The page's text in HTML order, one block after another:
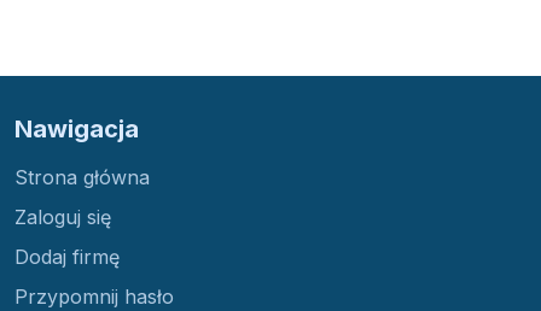
Nawigacja
Strona główna
Zaloguj się
Dodaj firmę
Przypomnij hasło